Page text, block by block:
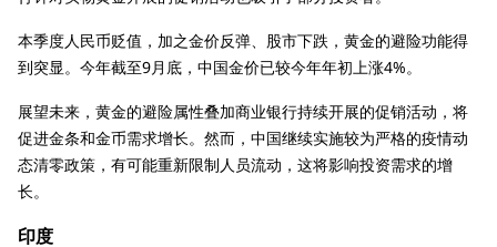
本季度人民币贬值，加之金价反弹、股市下跌，黄金的避险功能得
到突显。今年截至9月底，中国金价已较今年年初上涨4%。
展望未来，黄金的避险属性叠加商业银行持续开展的促销活动，将
促进金条和金币需求增长。然而，中国继续实施较为严格的疫情动
态清零政策，有可能重新限制人员流动，这将影响投资需求的增
长。
印度